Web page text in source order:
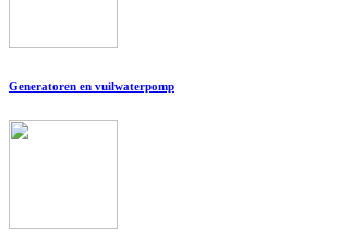
Generatoren en vuilwaterpomp